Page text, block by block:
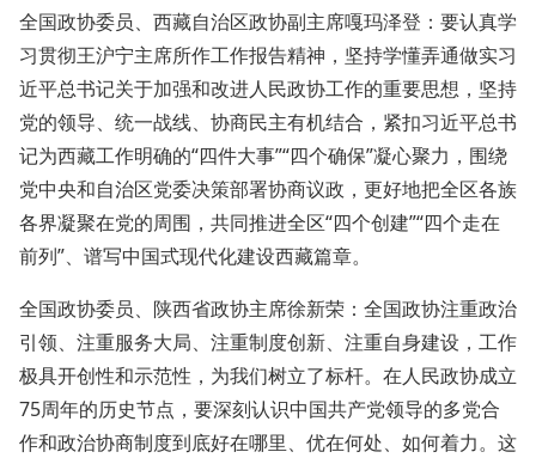
全国政协委员、西藏自治区政协副主席嘎玛泽登：要认真学
习贯彻王沪宁主席所作工作报告精神，坚持学懂弄通做实习
近平总书记关于加强和改进人民政协工作的重要思想，坚持
党的领导、统一战线、协商民主有机结合，紧扣习近平总书
记为西藏工作明确的“四件大事”“四个确保”凝心聚力，围绕
党中央和自治区党委决策部署协商议政，更好地把全区各族
各界凝聚在党的周围，共同推进全区“四个创建”“四个走在
前列”、谱写中国式现代化建设西藏篇章。
全国政协委员、陕西省政协主席徐新荣：全国政协注重政治
引领、注重服务大局、注重制度创新、注重自身建设，工作
极具开创性和示范性，为我们树立了标杆。在人民政协成立
75周年的历史节点，要深刻认识中国共产党领导的多党合
作和政治协商制度到底好在哪里、优在何处、如何着力。这